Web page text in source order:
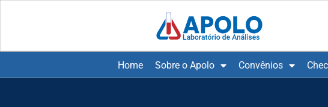
Home Sobre o Apolo Convênios